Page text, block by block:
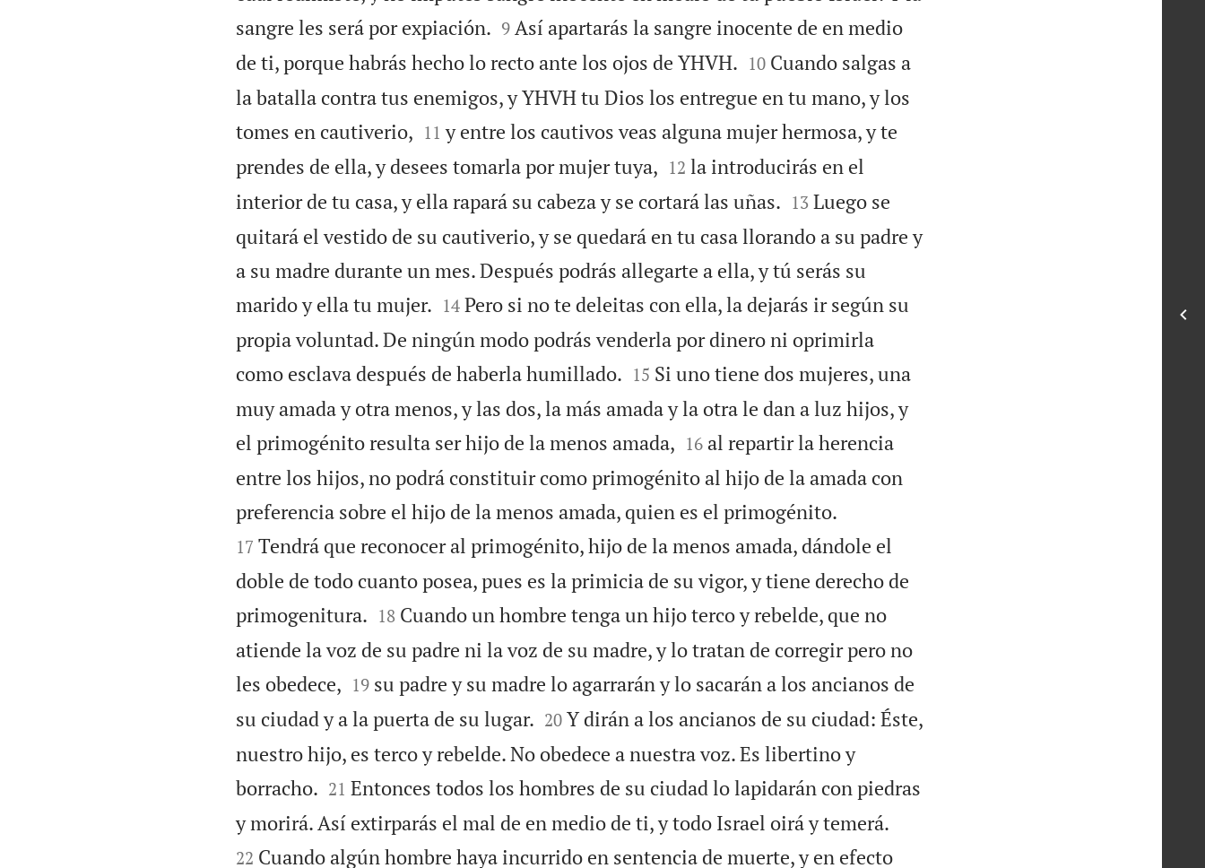
sangre les será por expiación.
9 Así apartarás la sangre inocente de en medio
de ti, porque habrás hecho lo recto ante los ojos de YHVH.
10 Cuando salgas a
la batalla contra tus enemigos, y YHVH tu Dios los entregue en tu mano, y los
tomes en cautiverio,
11 y entre los cautivos veas alguna mujer hermosa, y te
prendes de ella, y desees tomarla por mujer tuya,
12 la introducirás en el
interior de tu casa, y ella rapará su cabeza y se cortará las uñas.
13 Luego se
quitará el vestido de su cautiverio, y se quedará en tu casa llorando a su padre y
a su madre durante un mes. Después podrás allegarte a ella, y tú serás su
marido y ella tu mujer.
14 Pero si no te deleitas con ella, la dejarás ir según su
propia voluntad. De ningún modo podrás venderla por dinero ni oprimirla
como esclava después de haberla humillado.
15 Si uno tiene dos mujeres, una
muy amada y otra menos, y las dos, la más amada y la otra le dan a luz hijos, y
el primogénito resulta ser hijo de la menos amada,
16 al repartir la herencia
entre los hijos, no podrá constituir como primogénito al hijo de la amada con
preferencia sobre el hijo de la menos amada, quien es el primogénito.
17 Tendrá que reconocer al primogénito, hijo de la menos amada, dándole el
doble de todo cuanto posea, pues es la primicia de su vigor, y tiene derecho de
primogenitura.
18 Cuando un hombre tenga un hijo terco y rebelde, que no
atiende la voz de su padre ni la voz de su madre, y lo tratan de corregir pero no
les obedece,
19 su padre y su madre lo agarrarán y lo sacarán a los ancianos de
su ciudad y a la puerta de su lugar.
20 Y dirán a los ancianos de su ciudad: Éste,
nuestro hijo, es terco y rebelde. No obedece a nuestra voz. Es libertino y
borracho.
21 Entonces todos los hombres de su ciudad lo lapidarán con piedras
y morirá. Así extirparás el mal de en medio de ti, y todo Israel oirá y temerá.
22 Cuando algún hombre haya incurrido en sentencia de muerte, y en efecto